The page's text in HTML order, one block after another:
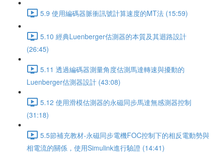
5.9 使用編碼器脈衝訊號計算速度的MT法 (15:59)
5.10 經典Luenberger估測器的本質及其迴路設計
(26:45)
5.11 透過編碼器測量角度估測馬達轉速與擾動的
Luenberger估測器設計 (43:08)
5.12 使用滑模估測器的永磁同步馬達無感測器控制
(31:18)
5.5節補充教材-永磁同步電機FOC控制下的相反電動勢與
相電流的關係，使用Simulink進行驗證 (14:41)